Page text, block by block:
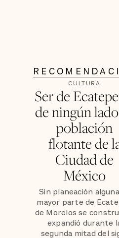
CULTURA
Ser de
de ningún
población
flotante de
Ciudad de
México
Sin planeación
mayor parte de
de Morelos se
expandió durante
segunda mitad del